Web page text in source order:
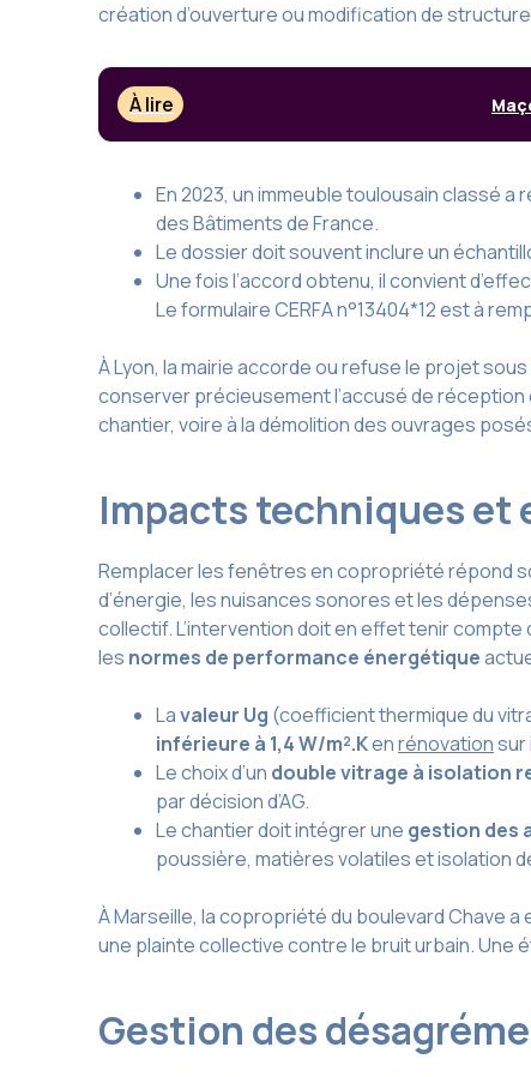
création d’ouverture ou modification de
À lire
En 2023, un immeuble toulousain classé
des Bâtiments de France.
Le dossier doit souvent inclure un
Une fois l’accord obtenu, il convient
Le formulaire CERFA n°13404*12 est à
À Lyon, la mairie accorde ou refuse le projet
conserver précieusement l’accusé de
chantier, voire à la démolition des ouvrages
Impacts techniques et
Remplacer les fenêtres en copropriété répond
d’énergie, les nuisances sonores et les
collectif. L’intervention doit en effet tenir compte
les normes de performance énergétique
Lavaleur Ug (coefficient thermique du
inférieure à 1,4 W/m².Kenrénovationsur
Le choix d’un double vitrage à isolation
par décision d’AG.
Le chantier doit intégrer une gestion des
poussière, matières volatiles et isolation
À Marseille, la copropriété du boulevard Chave
une plainte collective contre le bruit urbain. Une
Gestion des